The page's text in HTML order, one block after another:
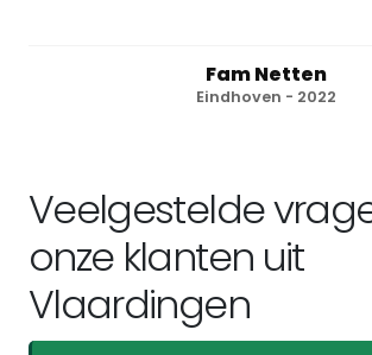
Fam Netten
Eindhoven - 2022
Veelgestelde
onze klanten uit
Vlaardingen